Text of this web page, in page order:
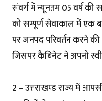
संवर्ग में न्यूनतम 05 वर्ष की
को सम्पूर्ण सेवाकाल में एक
पर जनपद परिवर्तन करने की
जिसपर कैबिनेट ने अपनी
2 – उत्तराखण्ड राज्य में